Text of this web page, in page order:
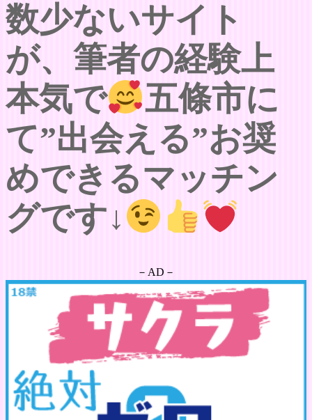
数少ないサイト
が、筆者の経験上
本気で
五條市に
て”出会える”お奨
めできるマッチン
グです↓
－AD－